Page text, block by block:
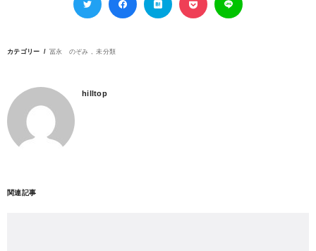
カテゴリー 冨永 のぞみ 未分類
hilltop
関連記事